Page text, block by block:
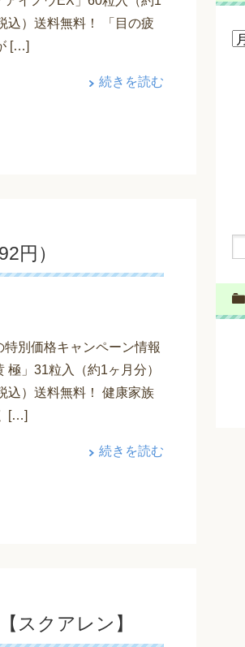
込）送料無料！ 「目の疲
[…]
続きを読む
円）
別価格キャンペーン情報
」31粒入（約1ヶ月分）
込）送料無料！ 健康家族
[…]
続きを読む
スクアレン】
ア